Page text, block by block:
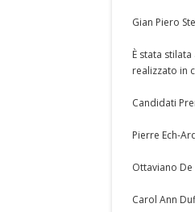
Gian Piero
È stata
realizzato in
Candidati
Pierre Ech-
Ottaviano De
Carol Ann